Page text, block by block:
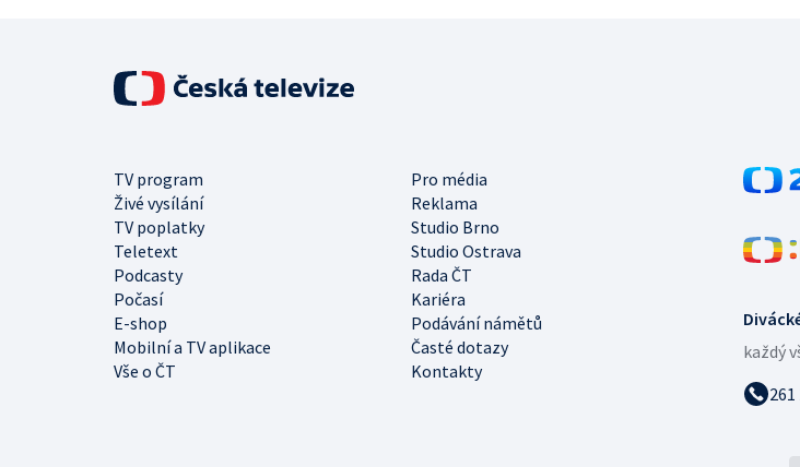
každý
261
TV program
Pro média
Živé vysílání
Reklama
TV poplatky
Studio Brno
Teletext
Studio Ostrava
Podcasty
Rada ČT
Počasí
Kariéra
E-shop
Podávání námětů
Mobilní a TV aplikace
Časté dotazy
Vše o ČT
Kontakty